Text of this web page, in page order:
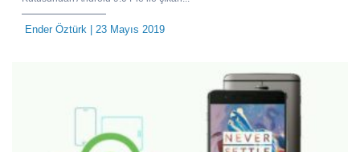
Ender Öztürk | 23 Mayıs 2019